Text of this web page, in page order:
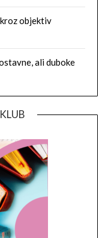
objektiv
ali duboke